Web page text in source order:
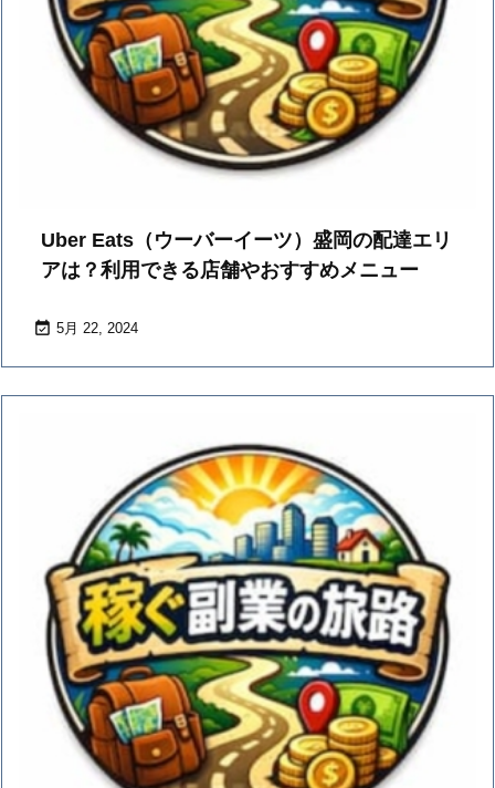
Uber Eats（ウーバーイーツ）盛岡の配達エリ
アは？利用できる店舗やおすすめメニュー
 5月 22, 2024